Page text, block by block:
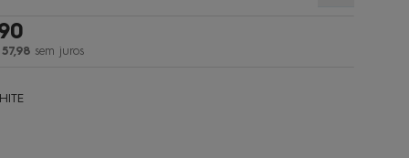
57,98sem juros